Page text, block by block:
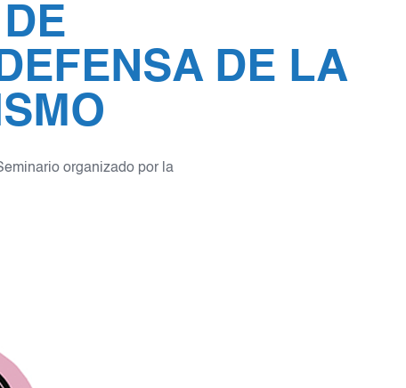
DE LA
organizado por la